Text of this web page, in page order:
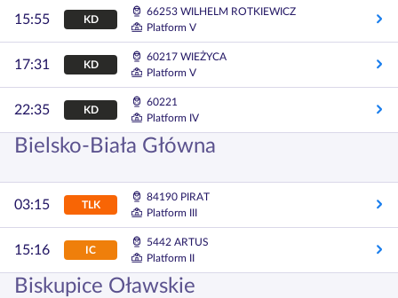
15:55 KD
66253 WILHELM ROTKIEWICZ
Platform V
17:31 KD
60217 WIEŻYCA
Platform V
22:35 KD
60221
Platform IV
Bielsko-Biała Główna
03:15 TLK
84190 PIRAT
Platform III
15:16 IC
5442 ARTUS
Platform II
Biskupice Oławskie